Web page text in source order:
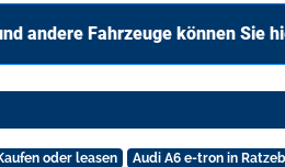
andere Fahrzeuge können Sie
oder leasen Audi A6 e-tron in